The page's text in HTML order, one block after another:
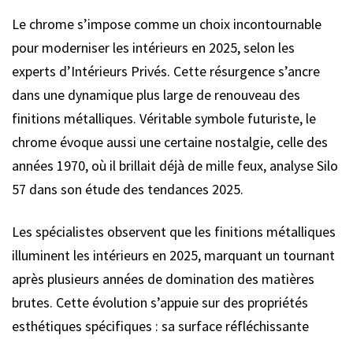
Le chrome s’impose comme un choix incontournable
pour moderniser les intérieurs en 2025, selon les
experts d’Intérieurs Privés. Cette résurgence s’ancre
dans une dynamique plus large de renouveau des
finitions métalliques. Véritable symbole futuriste, le
chrome évoque aussi une certaine nostalgie, celle des
années 1970, où il brillait déjà de mille feux, analyse Silo
57 dans son étude des tendances 2025.
Les spécialistes observent que les finitions métalliques
illuminent les intérieurs en 2025, marquant un tournant
après plusieurs années de domination des matières
brutes. Cette évolution s’appuie sur des propriétés
esthétiques spécifiques : sa surface réfléchissante